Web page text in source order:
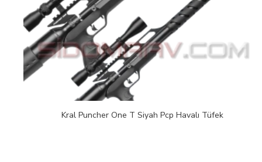
Kral Puncher One T Siyah Pcp Havalı Tüfek